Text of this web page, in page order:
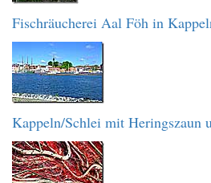
Fischräucherei Aal Föh in
Kappeln/Schlei mit Heringszaun